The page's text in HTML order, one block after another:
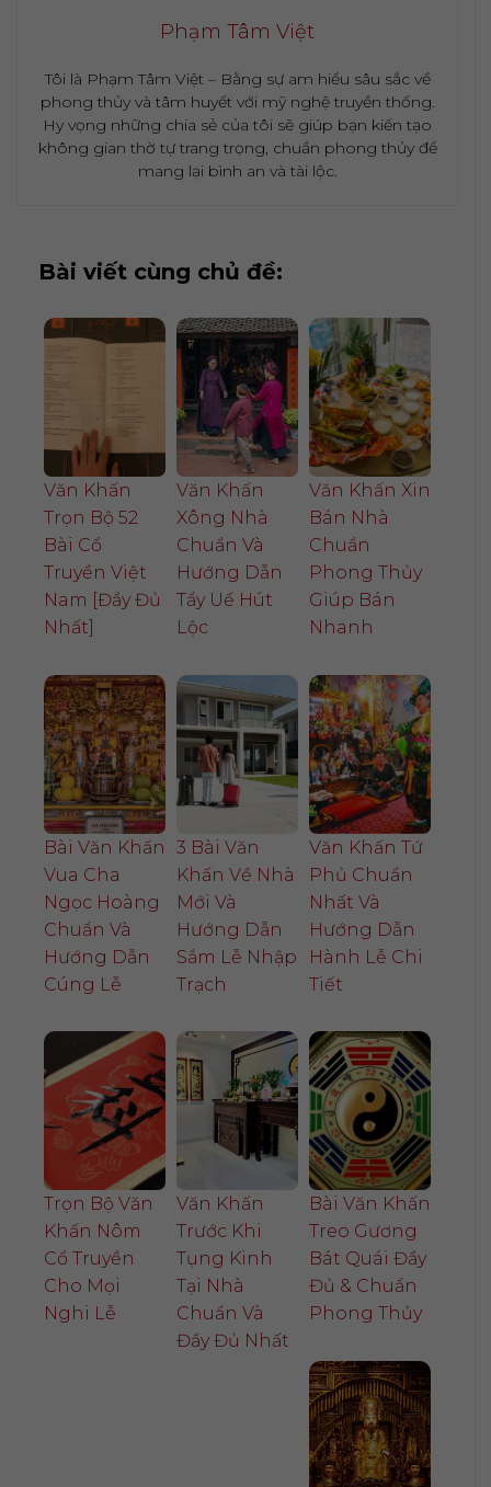
Phạm Tâm Việt
Tôi là Phạm Tâm Việt – Bằng sự am hiểu sâu sắc về
phong thủy và tâm huyết với mỹ nghệ truyền thống.
Hy vọng những chia sẻ của tôi sẽ giúp bạn kiến tạo
không gian thờ tự trang trọng, chuẩn phong thủy để
mang lại bình an và tài lộc.
Bài viết cùng chủ đề:
Văn Khấn
Trọn Bộ 52
Bài Cổ
Truyền Việt
Nam [Đầy Đủ
Nhất]
Văn Khấn
Xông Nhà
Chuẩn Và
Hướng Dẫn
Tẩy Uế Hút
Lộc
Văn Khấn Xin
Bán Nhà
Chuẩn
Phong Thủy
Giúp Bán
Nhanh
Bài Văn Khấn
Vua Cha
Ngọc Hoàng
Chuẩn Và
Hướng Dẫn
Cúng Lễ
3 Bài Văn
Khấn Về Nhà
Mới Và
Hướng Dẫn
Sắm Lễ Nhập
Trạch
Văn Khấn Tứ
Phủ Chuẩn
Nhất Và
Hướng Dẫn
Hành Lễ Chi
Tiết
Trọn Bộ Văn
Khấn Nôm
Cổ Truyền
Cho Mọi
Nghi Lễ
Văn Khấn
Trước Khi
Tụng Kinh
Tại Nhà
Chuẩn Và
Đầy Đủ Nhất
Bài Văn Khấn
Treo Gương
Bát Quái Đầy
Đủ & Chuẩn
Phong Thủy